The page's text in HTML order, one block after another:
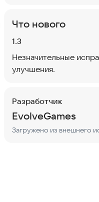
Что нового
Версия:
1.3
Незначительные
улучшения.
Разработчик
EvolveGames
Загружено из внешнего